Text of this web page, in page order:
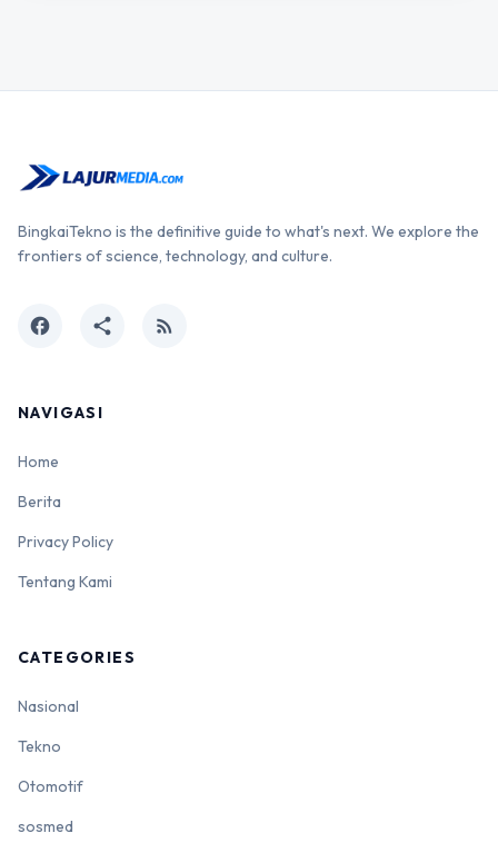
BingkaiTekno is the definitive guide to what's next. We explore the
frontiers of science, technology, and culture.
facebook share rss_feed
NAVIGASI
Home
Berita
Privacy Policy
Tentang Kami
CATEGORIES
Nasional
Tekno
Otomotif
sosmed